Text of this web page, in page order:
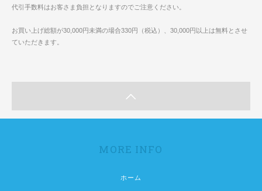
代引手数料はお客さま負担となりますのでご注意ください。
お買い上げ総額が30,000円未満の場合330円（税込）、30,000円以上は無料とさせ
ていただきます。
MORE INFO
ホーム